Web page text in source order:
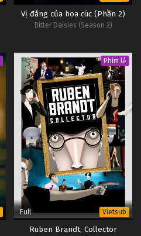
Vị đắng của hoa cúc (Phần 2)
Bitter Daisies (Season 2)
Phim lẻ
Full Vietsub
Ruben Brandt, Collector